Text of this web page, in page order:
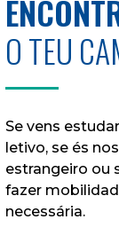
O TEU
Se vens
letivo, se és
estrangeiro ou
fazer
necessária.